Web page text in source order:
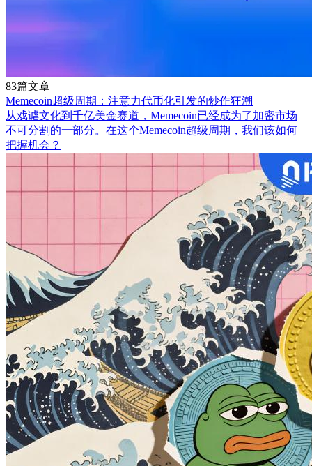
83篇文章
Memecoin超级周期：注意力代币化引发的炒作狂潮
从戏谑文化到千亿美金赛道，Memecoin已经成为了加密市场
不可分割的一部分。在这个Memecoin超级周期，我们该如何
把握机会？